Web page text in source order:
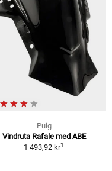
Puig
Vindruta Rafale med ABE
1 493,92 kr1